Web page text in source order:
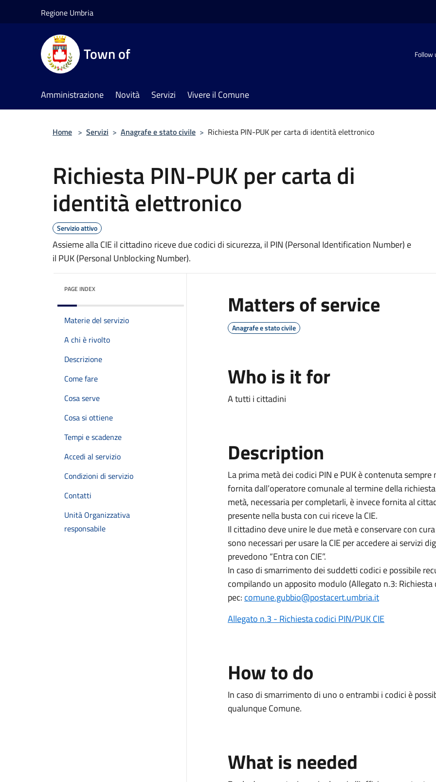
Regione Umbria
Town of Follow
Amministrazione Novità Servizi Vivere il Comune
Home > Servizi > Anagrafe e stato civile > Richiesta PIN-PUK per carta di identità elettronico
Richiesta PIN-PUK per carta di
identità elettronico
Servizio attivo
Assieme alla CIE il cittadino riceve due codici di sicurezza, il PIN (Personal Identification Number) e
il PUK (Personal Unblocking Number).
PAGE INDEX
Materie del servizio
A chi è rivolto
Descrizione
Come fare
Cosa serve
Cosa si ottiene
Tempi e scadenze
Accedi al servizio
Condizioni di servizio
Contatti
Unità Organizzativa
responsabile
Matters of service
Anagrafe e stato civile
Who is it for
A tutti i cittadini
Description
La prima metà dei codici PIN e PUK è contenuta
fornita dall’operatore comunale al termine della
metà, necessaria per completarli, è invece fornita al
presente nella busta con cui riceve la CIE.
Il cittadino deve unire le due metà e conservare con
sono necessari per usare la CIE per accedere ai servizi
prevedono “Entra con CIE”.
In caso di smarrimento dei suddetti codici e possibile
compilando un apposito modulo (Allegato n.3: Richiesta
pec: comune.gubbio@postacert.umbria.it
Allegato n.3 - Richiesta codici PIN/PUK CIE
How to do
In caso di smarrimento di uno o entrambi i codici è
qualunque Comune.
What is needed